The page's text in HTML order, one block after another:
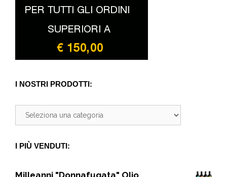
I NOSTRI PRODOTTI:
I PIÙ VENDUTI:
Milleanni "Donnafugata" Olio